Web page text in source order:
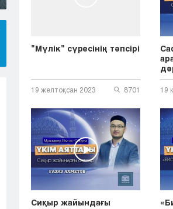
"Мүлік" сүресінің тәпсірі
19 желтоқсан 2023 8701 19
Сиқыр жайындағы